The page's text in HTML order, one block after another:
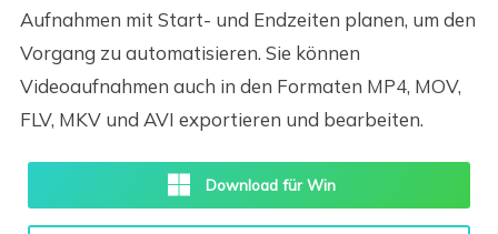
Aufnahmen mit Start- und Endzeiten planen, um den
Vorgang zu automatisieren. Sie können
Videoaufnahmen auch in den Formaten MP4, MOV,
FLV, MKV und AVI exportieren und bearbeiten.
Download für Win